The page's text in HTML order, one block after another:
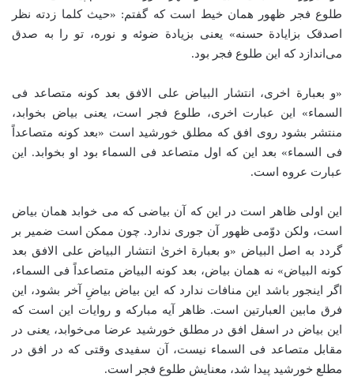
طلوع فجر ظهور همان خیط است که گفتم: «حیث کلما زدته نظر
اصدقک بزایادة حسنه» یعنی بزیادة ضوئه و نوره، تو را به صدق
می‌اندازد که این طلوع فجر بود.
«و بعبارة اخری، انتشار البیاض علی الافق بعد کونه متصاعد فی
السماء» این عبارت اخری، طلوع فجر است، یعنی بیاض بخوابد،
منتشر بشود روی افق که مطلق خورشید است «بعد کونه متصاعداً
فی السماء» بعد این که اول متصاعد فی السماء بود او بخوابد. این
عبارت عروه است.
این اولی ظاهر است در این که آن بیاضی که می خوابد همان بیاض
است، ولکن دوّمی ظهور آن جوری ندارد. چون ممکن است ضمیر بر
گردد به اصل البیاض «و بعبارة اخریٰ انتشار البیاض علی الافق بعد
کونه البیاض» نه همان بیاض، بعد کونه البیاض متصاعداً فی السماء،
اگر اینجور باشد این منافات ندارد که این بیاض بیاضِ آ‌خر بشود، این
فرق مابین العبارتین است. ظاهر آیه مبارکه و روایات این است که
این بیاض در اسفل افق در مطلق خورشید عرضا می‌خوابد، یعنی در
مقابل متصاعد فی السماء نیست، آن سفیدی وقتی که در افق در
مطلع خورشید پیدا شد، معنایش طلوع فجر است.